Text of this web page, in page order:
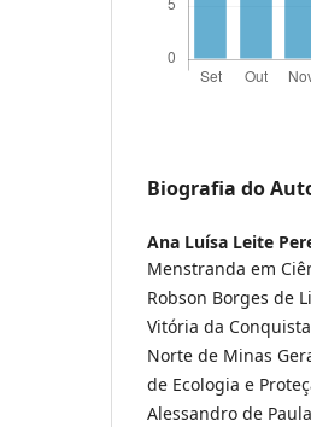
Biografia do
Ana Luísa Leite
Menstranda em
Robson Borges de
Vitória da
Norte de Minas
de Ecologia e
Alessandro de